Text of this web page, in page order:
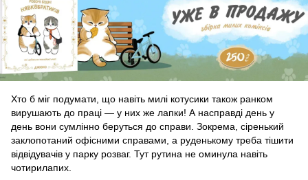
Хто б міг подумати, що навіть милі котусики також ранком
вирушають до праці — у них же лапки! А насправді день у
день вони сумлінно беруться до справи. Зокрема, сіренький
заклопотаний офісними справами, а руденькому треба тішити
відвідувачів у парку розваг. Тут рутина не оминула навіть
чотирилапих.